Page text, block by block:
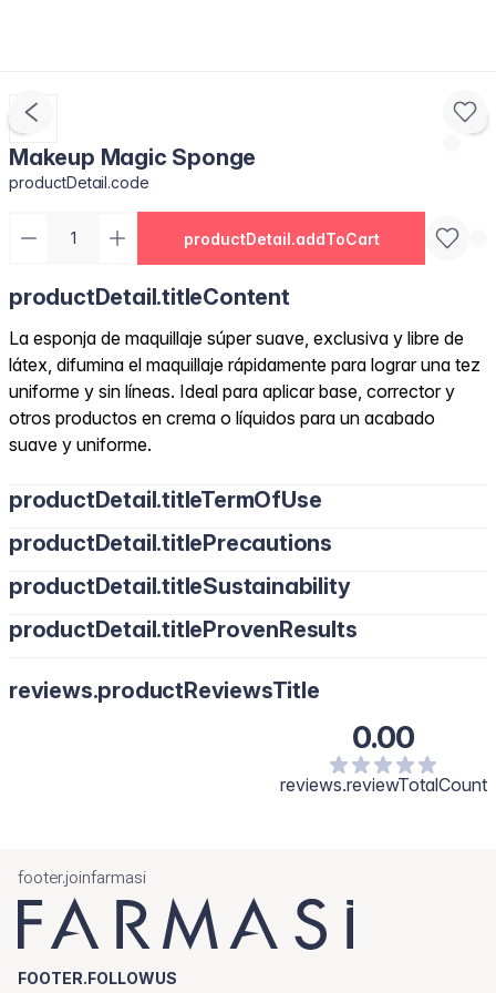
Makeup Magic Sponge
productDetail.code
productDetail.addToCart
productDetail.titleContent
La esponja de maquillaje súper suave, exclusiva y libre de
látex, difumina el maquillaje rápidamente para lograr una tez
uniforme y sin líneas. Ideal para aplicar base, corrector y
otros productos en crema o líquidos para un acabado
suave y uniforme.
productDetail.titleTermOfUse
productDetail.titlePrecautions
productDetail.titleSustainability
productDetail.titleProvenResults
reviews.productReviewsTitle
0.00
reviews.reviewTotalCount
footer.joinfarmasi
FOOTER.FOLLOWUS